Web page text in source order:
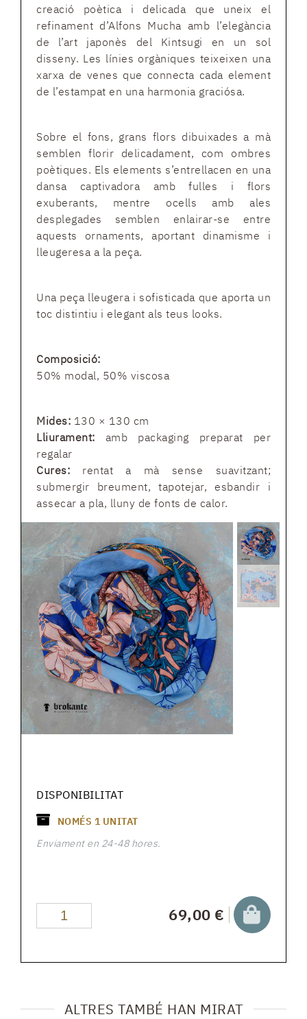
creació poètica i delicada que uneix el
refinament d’Alfons Mucha amb l’elegància
de l’art japonès del Kintsugi en un sol
disseny. Les línies orgàniques teixeixen una
xarxa de venes que connecta cada element
de l’estampat en una harmonia graciósa.
Sobre el fons, grans flors dibuixades a mà
semblen florir delicadament, com ombres
poètiques. Els elements s’entrellacen en una
dansa captivadora amb fulles i flors
exuberants, mentre ocells amb ales
desplegades semblen enlairar-se entre
aquests ornaments, aportant dinamisme i
lleugeresa a la peça.
Una peça lleugera i sofisticada que aporta un
toc distintiu i elegant als teus looks.
Composició:
50% modal, 50% viscosa
Mides: 130 × 130 cm
Lliurament: amb packaging preparat per
regalar
Cures: rentat a mà sense suavitzant;
submergir breument, tapotejar, esbandir i
assecar a pla, lluny de fonts de calor.
DISPONIBILITAT
NOMÉS 1 UNITAT
Enviament en 24-48 hores.
69,00 €
ALTRES TAMBÉ HAN MIRAT